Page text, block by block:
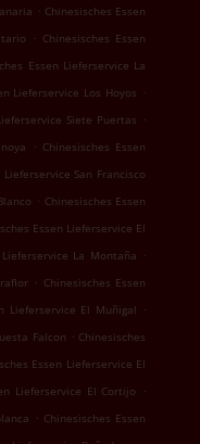
. Chinesisches Essen
. Chinesisches Essen
Essen Lieferservice La
Lieferservice Los Hoyos .
Siete Puertas .
. Chinesisches Essen
San Francisco
. Chinesisches Essen
Essen Lieferservice El
La Montaña .
. Chinesisches Essen
Lieferservice El Muñigal .
Falcon . Chinesisches
Essen Lieferservice El
Lieferservice El Cortijo
.
. Chinesisches Essen